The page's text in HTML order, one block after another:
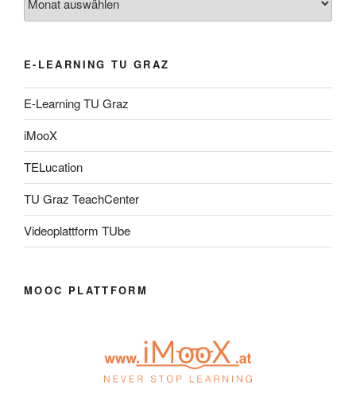
E-LEARNING TU GRAZ
E-Learning TU Graz
iMooX
TELucation
TU Graz TeachCenter
Videoplattform TUbe
MOOC PLATTFORM